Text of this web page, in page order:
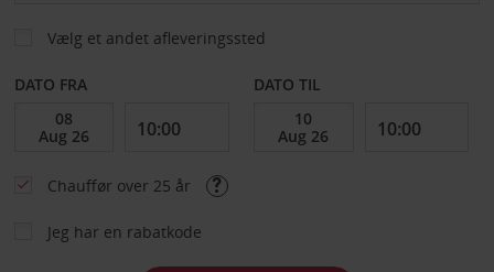
Vælg et andet afleveringssted
DATO FRA DATO TIL
Chauffør over 25 år
Jeg har en rabatkode